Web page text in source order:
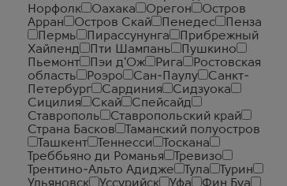
Норфолк
Оахака Орегон
Остров
Арран
Остров Скай Пенедес
Пенза
Пермь
Пирассунунга
Прибрежный
Хайленд
Пти Шампань
Пушкино
Пьемонт
Пэи д'Ож Рига
Ростовская
область
Роэро Сан-Паулу
Санкт-
Петербург
Сардиния
Сидзуока
Сицилия
Скай
Спейсайд
Ставрополь
Ставропольский край
Страна Басков
Таманский полуостров
Ташкент
Теннесси
Тоскана
Треббьяно ди Романья
Тревизо
Трентино-Альто Адидже
Тула
Турин